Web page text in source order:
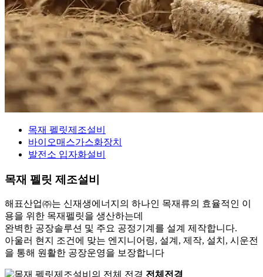
목재 펠릿제조설비
바이오매스가스화장치
발전소 입자화설비
목재 펠릿 제조설비
해표산업㈜는 신재생에너지의 하나인 목재류의 효율적인 이
용을 위한 목재펠릿을 생산하는데
완벽한 공장솔루션 및 주요 공정기계를 설계 제작합니다.
아울러 현지 조건에 맞는 엔지니어링, 설계, 제작, 설치, 시운전
을 통해 원활한 공장운영을 보장합니다
전체전경